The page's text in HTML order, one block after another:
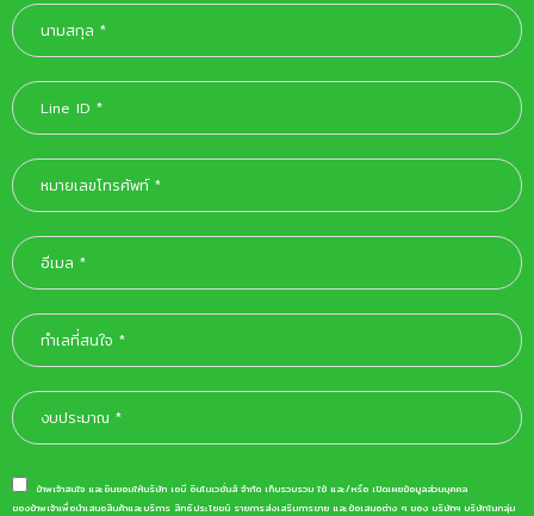
ข้าพเจ้าสนใจ และยินยอมให้บริษัท เอบี อินโนเวชั่นส์ จำกัด เก็บรวบรวม ใช้ และ/หรือ เปิดเผยข้อมูลส่วนบุคคล
ของข้าพเจ้าเพื่อนำเสนอสินค้าและบริการ สิทธิประโยชน์ รายการส่งเสริมการขาย และข้อเสนอต่าง ๆ ของ บริษัทฯ บริษัทในกลุ่ม